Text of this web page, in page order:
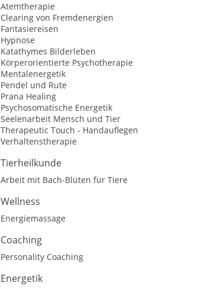
Atemtherapie
Clearing von Fremdenergien
Fantasiereisen
Hypnose
Katathymes Bilderleben
Körperorientierte Psychotherapie
Mentalenergetik
Pendel und Rute
Prana Healing
Psychosomatische Energetik
Seelenarbeit Mensch und Tier
Therapeutic Touch - Handauflegen
Verhaltenstherapie
Tierheilkunde
Arbeit mit Bach-Blüten für Tiere
Wellness
Energiemassage
Coaching
Personality Coaching
Energetik